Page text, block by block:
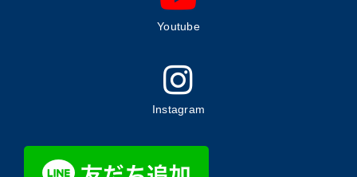
Youtube
Instagram